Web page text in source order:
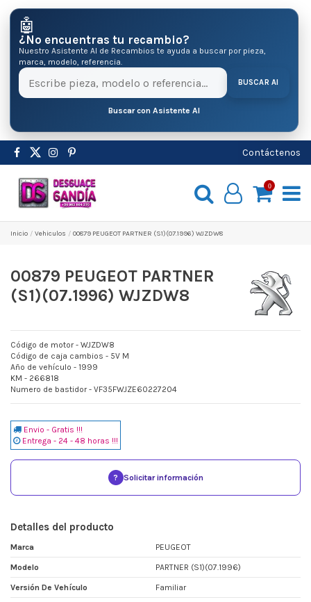
🤖
¿No encuentras tu recambio?
Nuestro Asistente AI de Recambios te ayuda a buscar por pieza,
marca, modelo, referencia.
BUSCAR AI
Buscar con Asistente AI
Contáctenos
0
Inicio Vehiculos 00879 PEUGEOT PARTNER (S1)(07.1996) WJZDW8
00879 PEUGEOT PARTNER
(S1)(07.1996) WJZDW8
Código de motor - WJZDW8
Código de caja cambios - 5V M
Año de vehículo - 1999
KM - 266818
Numero de bastidor - VF35FWJZE60227204
Envio - Gratis !!!
Entrega - 24 - 48 horas !!!
? Solicitar información
Detalles del producto
Marca PEUGEOT
Modelo PARTNER (S1)(07.1996)
Versión De Vehículo Familiar